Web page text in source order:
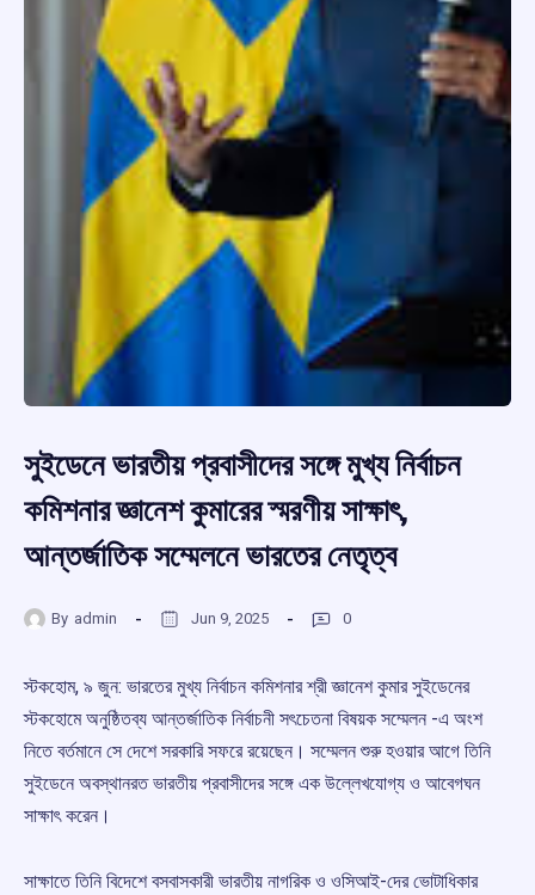
সুইডেনে ভারতীয় প্রবাসীদের সঙ্গে মুখ্য নির্বাচন
কমিশনার জ্ঞানেশ কুমারের স্মরণীয় সাক্ষাৎ,
আন্তর্জাতিক সম্মেলনে ভারতের নেতৃত্ব
By admin Jun 9, 2025 0
স্টকহোম, ৯ জুন: ভারতের মুখ্য নির্বাচন কমিশনার শ্রী জ্ঞানেশ কুমার সুইডেনের
স্টকহোমে অনুষ্ঠিতব্য আন্তর্জাতিক নির্বাচনী সৎচেতনা বিষয়ক সম্মেলন -এ অংশ
নিতে বর্তমানে সে দেশে সরকারি সফরে রয়েছেন। সম্মেলন শুরু হওয়ার আগে তিনি
সুইডেনে অবস্থানরত ভারতীয় প্রবাসীদের সঙ্গে এক উল্লেখযোগ্য ও আবেগঘন
সাক্ষাৎ করেন।
সাক্ষাতে তিনি বিদেশে বসবাসকারী ভারতীয় নাগরিক ও ওসিআই-দের ভোটাধিকার